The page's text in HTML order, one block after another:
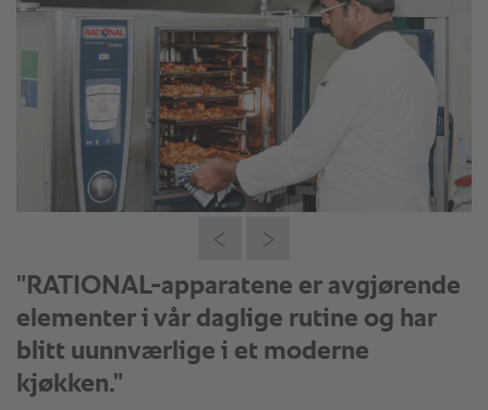
"RATIONAL-apparatene er avgjørende
elementer i vår daglige rutine og har
blitt uunnværlige i et moderne
kjøkken."